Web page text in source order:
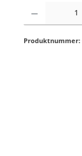
Produkt Anzahl:
Produktnummer: